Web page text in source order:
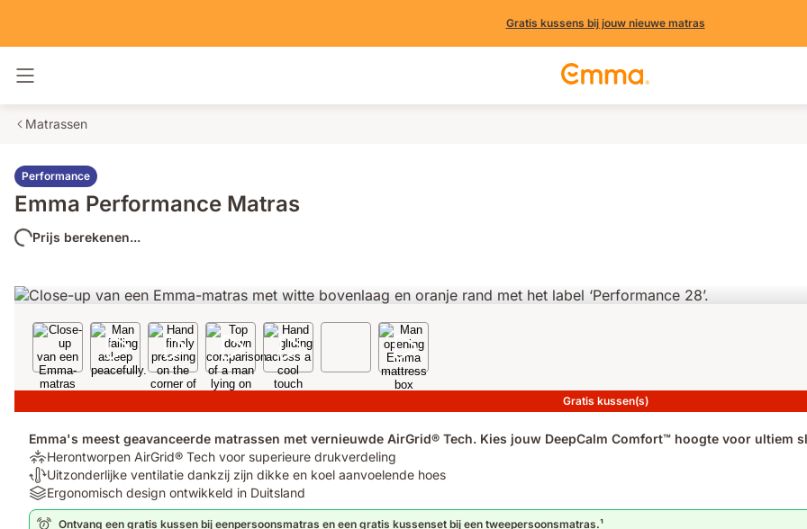
Gratis kussens bij jouw nieuwe matras
Matrassen
Performance
Emma Performance Matras
Prijs berekenen...
Gratis kussen(s)
Emma's meest geavanceerde matrassen met vernieuwde AirGrid® Tech. Kies jouw DeepCalm Comfort™ hoogte voor ultiem
Ondersteuning:
Herontworpen
AirGrid®
Tech
Herontworpen AirGrid® Tech voor superieure drukverdeling
Temperatuurregulerend:
Uitzonderlijke
ventilatie
Uitzonderlijke ventilatie dankzij zijn dikke en koel aanvoelende hoes
Materials:
Ergonomisch
Ergonomisch design ontwikkeld in Duitsland
Ontvang een gratis kussen bij eenpersoonsmatras en een gratis kussenset bij een tweepersoonsmatras.¹